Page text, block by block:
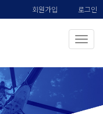
회원가입 로그인